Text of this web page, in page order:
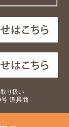
り扱い
道具商